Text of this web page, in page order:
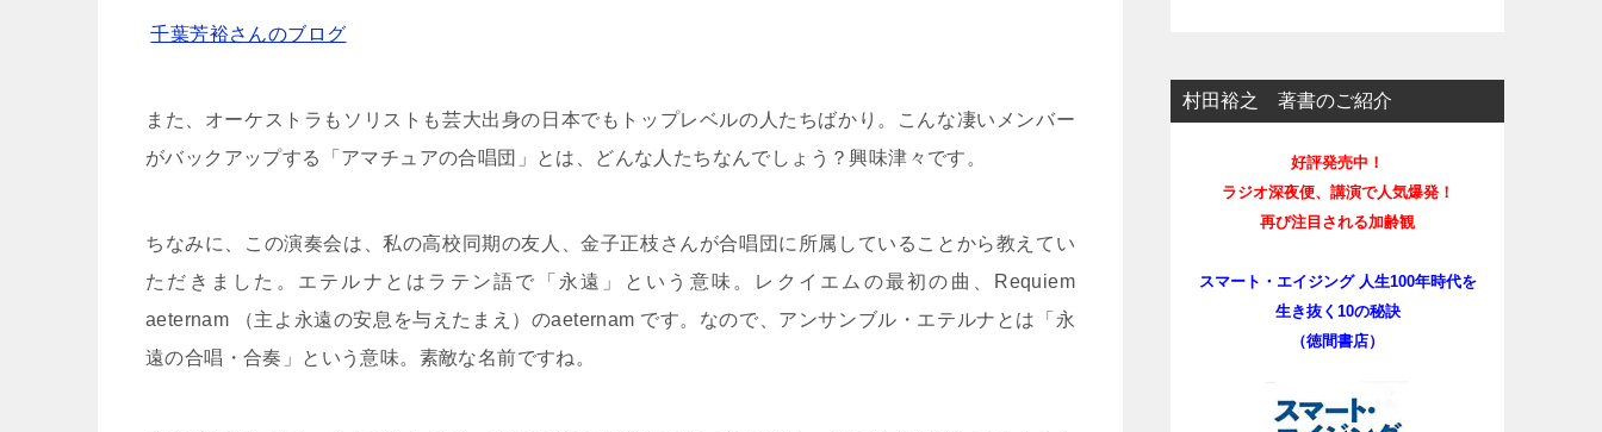
千葉芳裕さんのブログ
また、オーケストラもソリストも芸大出身の日本でもトップレベルの人たちばかり。こんな凄いメンバー
がバックアップする「アマチュアの合唱団」とは、どんな人たちなんでしょう？興味津々です。
ちなみに、この演奏会は、私の高校同期の友人、金子正枝さんが合唱団に所属していることから教えてい
ただきました。エテルナとはラテン語で「永遠」という意味。レクイエムの最初の曲、
Requiem
aeternam （主よ永遠の安息を与えたまえ）のaeternam です。なので、アンサンブル・エテルナとは「永
遠の合唱・合奏」という意味。素敵な名前ですね。
村田裕之 著書のご紹介
好評発売中！
ラジオ深夜便、講演で人気爆発！
再び注目される加齢観
スマート・エイジング 人生100年時代を
生き抜く10の秘訣
（徳間書店）